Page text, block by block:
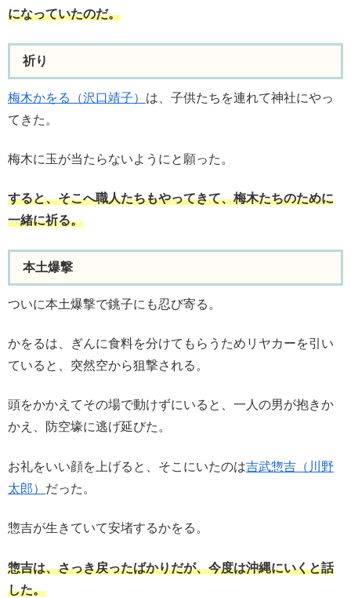
になっていたのだ。
祈り
梅木かをる（沢口靖子） は、子供たちを連れて神社にやっ
てきた。
梅木に玉が当たらないようにと願った。
すると、そこへ職人たちもやってきて、梅木たちのために
一緒に祈る。
本土爆撃
ついに本土爆撃で銚子にも忍び寄る。
かをるは、ぎんに食料を分けてもらうためリヤカーを引い
ていると、突然空から狙撃される。
頭をかかえてその場で動けずにいると、一人の男が抱きか
かえ、防空壕に逃げ延びた。
お礼をいい顔を上げると、そこにいたのは吉武惣吉（川野
太郎） だった。
惣吉が生きていて安堵するかをる。
惣吉は、さっき戻ったばかりだが、今度は沖縄にいくと話
した。